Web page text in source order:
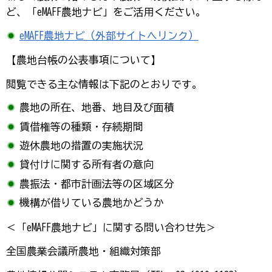
ど、「eMAFF農地ナビ」をご活用ください。
eMAFF農地ナビ（外部サイトへリンク）
【農地台帳の公表事項について】
閲覧できる主な情報は下記のとおりです。
農地の所在、地番、地目及び面積
賃借権等の種類・存続期間
遊休農地の措置の実施状況
貸付けに関する所有者の意向
農振法・都市計画法等の区域区分
機構が借りている農地かどうか
＜「eMAFF農地ナビ」に関する問い合わせ先＞
全国農業会議所農地・組織対策部